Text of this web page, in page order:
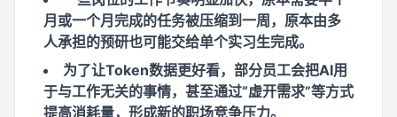
月或一个月完成的任务被压缩到一周，原本由多
人承担的预研也可能交给单个实习生完成。
为了让Token数据更好看，部分员工会把AI用
于与工作无关的事情，甚至通过“虚开需求”等方式
提高消耗量，形成新的职场竞争压力。